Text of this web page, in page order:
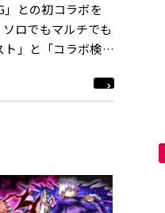
との初コラボを
ロでもマルチでも
」と「コラボ検定